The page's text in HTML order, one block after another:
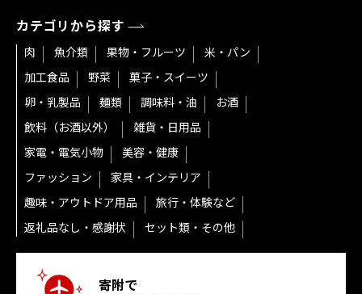
カテゴリから探す
肉 魚介類 果物・フルーツ
米・パン
加工食品
野菜
菓子・スイーツ
卵・乳製品
麺類 調味料・油
お酒
飲料（お酒以外）
雑貨・日用品
家電・電気小物
美容・健康
ファッション
家具・インテリア
趣味・アウトドア用品
旅行・体験など
返礼品なし・感謝状
セット類・その他
寄附で